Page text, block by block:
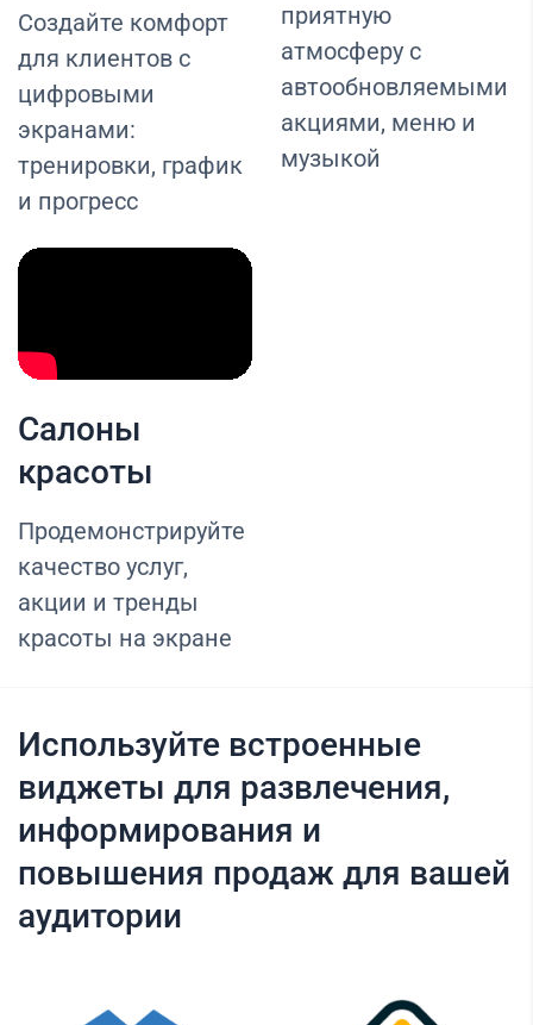
Создайте комфорт
для клиентов с
цифровыми
экранами:
тренировки, график
и прогресс
приятную
атмосферу с
автообновляемыми
акциями, меню и
музыкой
Салоны
красоты
Продемонстрируйте
качество услуг,
акции и тренды
красоты на экране
Используйте встроенные
виджеты для развлечения,
информирования и
повышения продаж для вашей
аудитории